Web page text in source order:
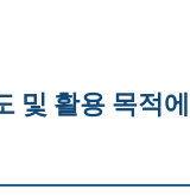
및 활용 목적